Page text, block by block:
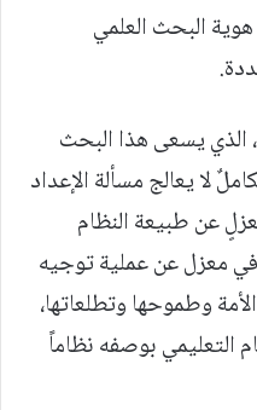
البحث العلمي
الذي يسعى هذا البحث
لا يعالج مسألة الإعداد
عن طبيعة النظام
في معزل عن عملية توجيه
وطموحها وتطلعاتها،
التعليمي بوصفه نظاماً